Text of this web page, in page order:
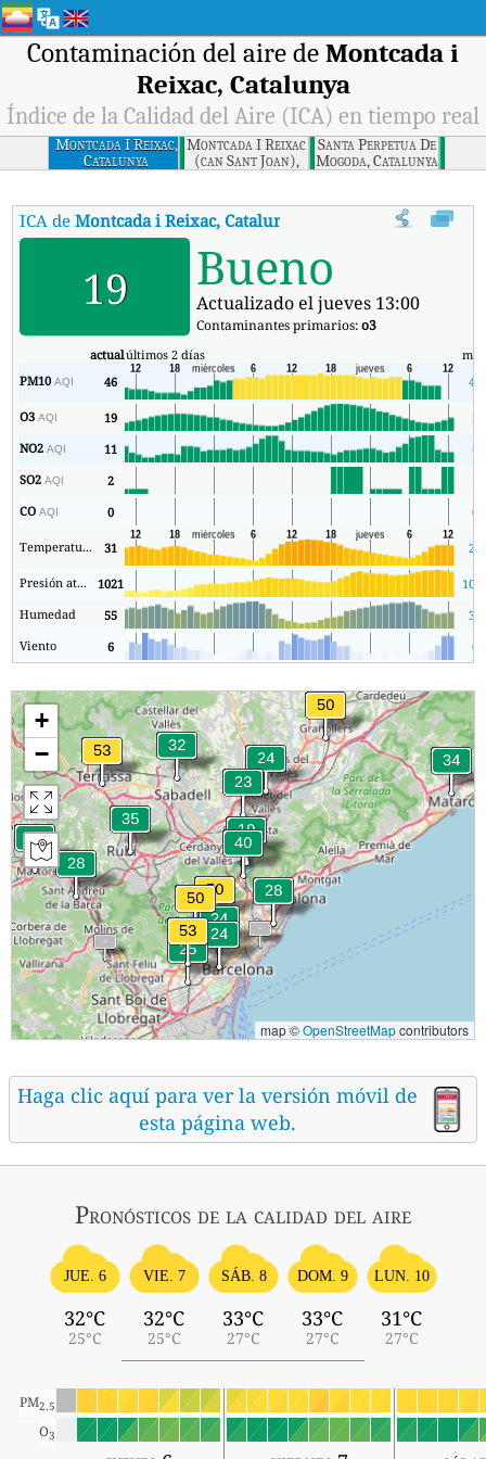
Contaminación del aire de Montcada i
Reixac, Catalunya
Índice de la Calidad del Aire (ICA) en tiempo real
Montcada I Reixac,
Catalunya
Montcada I Reixac
(can Sant Joan),
Catalunya
Santa Perpetua De
Mogoda, Catalunya
ICA deMontcada i Reixac, Catalunya Índice de la Calidad del
19 Bueno
Actualizado el jueves 13:00
Contaminantes primarios:o3
actualúltimos 2 días
PM10AQI 46 41
O3AQI 19
3
NO2AQI 11
6
SO2AQI 2
1
COAQI 0 0
Temperatura. 31 23
Presión atmosférica 1021
Humedad
55
36
Viento
6 0
+
−
map ©OpenStreetMapcontributors
Haga clic aquí para ver la versión móvil de
esta página web.
Pronósticos de la calidad del aire
JUE. 6
32°C
25°C
VIE. 7
32°C
25°C
SÁB. 8
33°C
27°C
DOM. 9
33°C
27°C
LUN. 10
31°C
27°C
PM2.5
O3